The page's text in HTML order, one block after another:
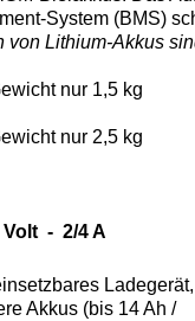
System (BMS)
von Lithium-Akkus
- 2/4 A
Ladegerät,
Akkus (bis 14 Ah /